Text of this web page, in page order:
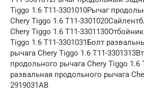
Tiggo 1.6 T11-3301010Рычаг
Chery Tiggo 1.6 T11-
Chery Tiggo 1.6 T11-
Tiggo 1.6 T11-3301031Болт
рычага Chery Tiggo 1.6 T11-
продольного рычага Chery Tiggo 1.6
развальная продольного рычага
2919031AB